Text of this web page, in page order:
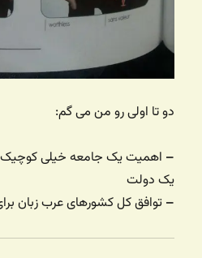
دو تا اولی رو من می گم:
– اهمیت یک جامعه خیلی کوچیک
یک دولت
– توافق کل کشورهای عرب زبان